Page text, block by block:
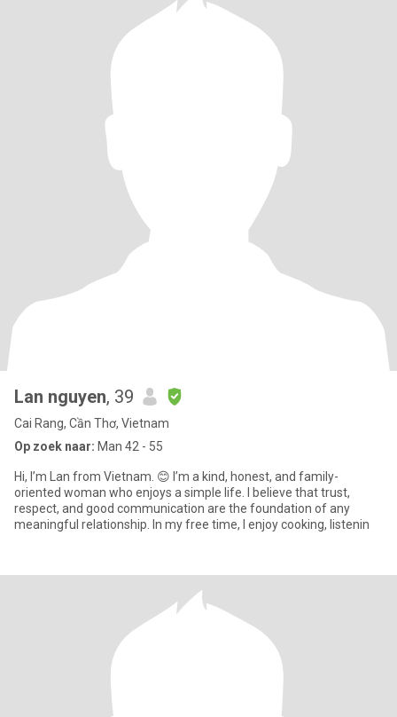
Lan nguyen, 39
Cai Rang, Cần Thơ, Vietnam
Op zoek naar: Man 42 - 55
Hi, I’m Lan from Vietnam. 😊 I’m a kind, honest, and family-
oriented woman who enjoys a simple life. I believe that trust,
respect, and good communication are the foundation of any
meaningful relationship. In my free time, I enjoy cooking, listenin